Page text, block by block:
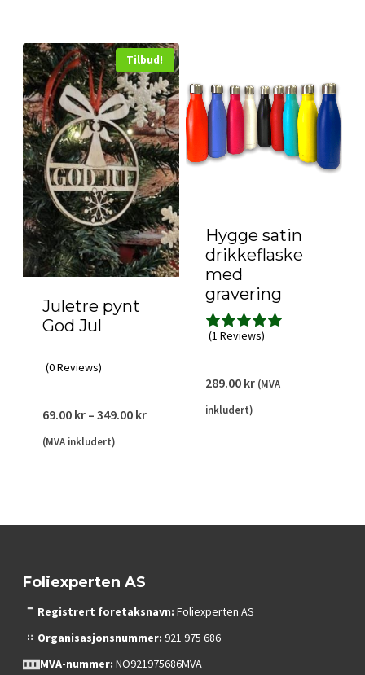
Tilbud!
Juletre pynt
God Jul
(0 Reviews)
69.00 kr – 349.00 krPrisområde:
(MVA inkludert)
Hygge satin
drikkeflaske
med
gravering
(1 Reviews)
289.00 kr (MVA
inkludert)
Foliexperten AS
Registrert foretaksnavn: Foliexperten AS
Organisasjonsnummer: 921 975 686
MVA-nummer: NO921975686MVA